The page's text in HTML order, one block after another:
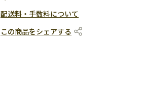
配送料・手数料について
この商品をシェアする